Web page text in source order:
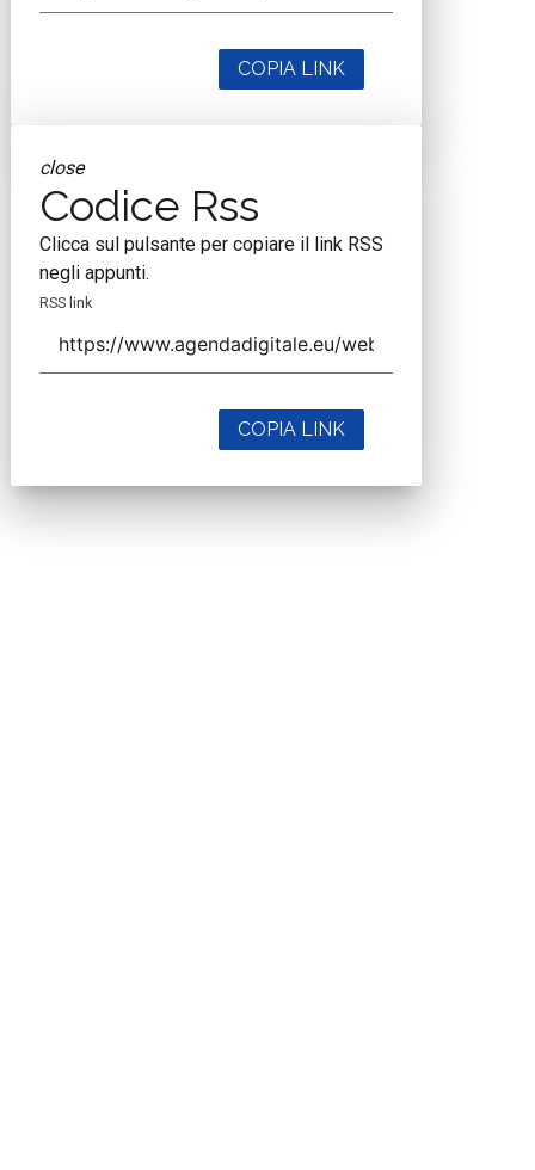
COPIA LINK
close
Codice Rss
Clicca sul pulsante per copiare il link RSS
negli appunti.
RSS link
COPIA LINK